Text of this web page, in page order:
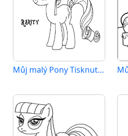
Můj malý Pony Tisknutelný